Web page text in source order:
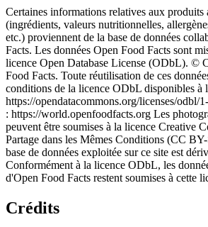
Certaines informations relatives aux produits
(ingrédients, valeurs nutritionnelles,
etc.) proviennent de la base de données
Facts. Les données Open Food Facts sont
licence Open Database License (ODbL). ©
Food Facts. Toute réutilisation de ces
conditions de la licence ODbL disponibles à
https://opendatacommons.org/licenses/odbl/
: https://world.openfoodfacts.org Les
peuvent être soumises à la licence Creative
Partage dans les Mêmes Conditions (CC
base de données exploitée sur ce site est
Conformément à la licence ODbL, les
d'Open Food Facts restent soumises à cette
Crédits